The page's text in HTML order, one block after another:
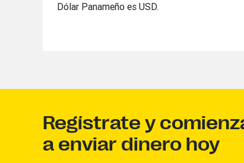
Dólar Panameño es USD.
Regístrate y
a enviar dinero hoy